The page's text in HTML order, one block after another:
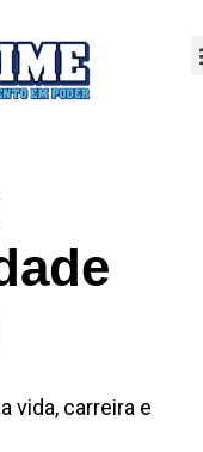
vida, carreira e